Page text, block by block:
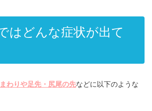
はどんな症状が出て
わりや足先・尻尾の先などに以下のような